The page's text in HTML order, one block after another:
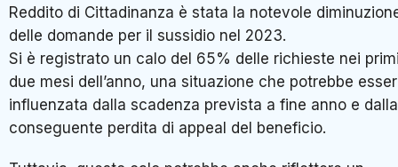
Reddito di Cittadinanza è stata la notevole
delle domande per il sussidio nel 2023.
Si è registrato un calo del 65% delle richieste nei
due mesi dell’anno, una situazione che potrebbe
influenzata dalla scadenza prevista a fine anno e dalla
conseguente perdita di appeal del beneficio.